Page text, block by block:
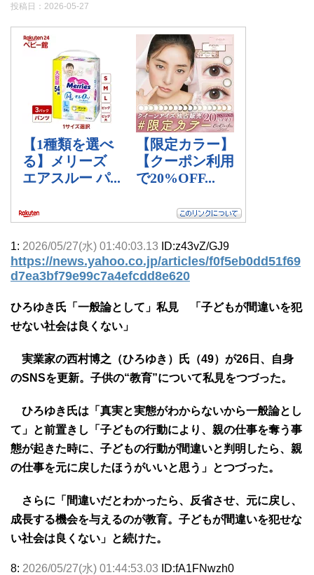
投稿日： 2026-05-27
1: 2026/05/27(水) 01:40:03.13 ID:z43vZ/GJ9
https://news.yahoo.co.jp/articles/f0f5eb0dd51f69
d7ea3bf79e99c7a4efcdd8e620
ひろゆき氏「一般論として」私見 「子どもが間違いを犯
せない社会は良くない」
実業家の西村博之（ひろゆき）氏（49）が26日、自身
のSNSを更新。子供の“教育”について私見をつづった。
ひろゆき氏は「真実と実態がわからないから一般論とし
て」と前置きし「子どもの行動により、親の仕事を奪う事
態が起きた時に、子どもの行動が間違いと判明したら、親
の仕事を元に戻したほうがいいと思う」とつづった。
さらに「間違いだとわかったら、反省させ、元に戻し、
成長する機会を与えるのが教育。子どもが間違いを犯せな
い社会は良くない」と続けた。
8: 2026/05/27(水) 01:44:53.03 ID:fA1FNwzh0